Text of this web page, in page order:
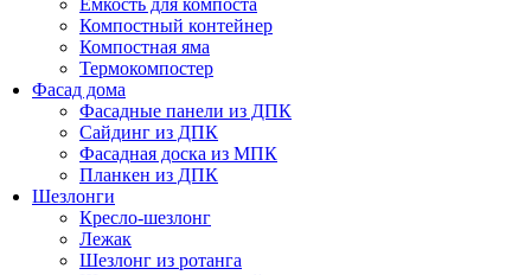
Емкость для компоста
Компостный контейнер
Компостная яма
Термокомпостер
Фасад дома
Фасадные панели из ДПК
Сайдинг из ДПК
Фасадная доска из МПК
Планкен из ДПК
Шезлонги
Кресло-шезлонг
Лежак
Шезлонг из ротанга